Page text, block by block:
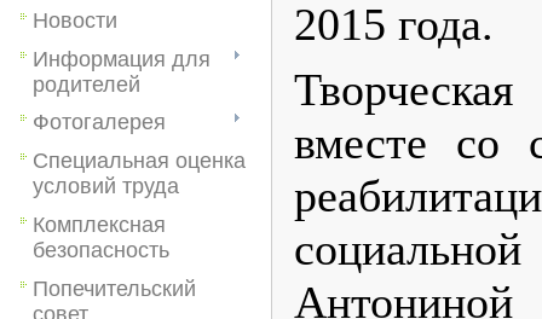
Новости
Информация для
родителей
Фотогалерея
Специальная оценка
условий труда
Комплексная
безопасность
Попечительский
совет
2015 года.
вместе со